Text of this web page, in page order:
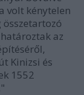
volt kénytelen
az
Kinizsi és
1552